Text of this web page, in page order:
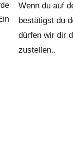
Wenn du auf
bestätigst du
dürfen wir dir
zustellen..